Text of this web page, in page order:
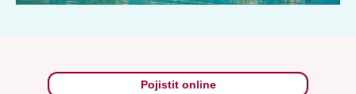
Pojistit online